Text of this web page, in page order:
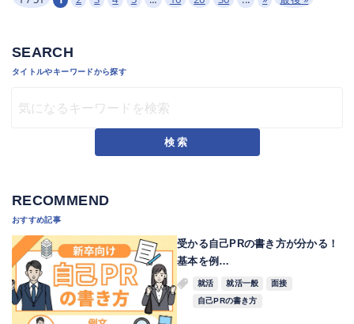
SEARCH
タイトルやキーワードから探す
検索
RECOMMEND
おすすめ記事
受かる自己PRの書き方が分かる！
基本を例…
就活 就活一般
面接
自己PRの書き方